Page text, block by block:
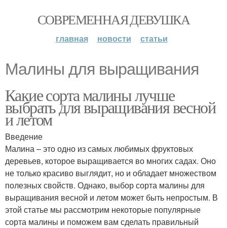
СОВРЕМЕННАЯ ДЕВУШКА
главная новости статьи
Малины для выращивания
Какие сорта малины лучше
выбрать для выращивания весной
и летом
Введение
Малина – это одно из самых любимых фруктовых
деревьев, которое выращивается во многих садах. Оно
не только красиво выглядит, но и обладает множеством
полезных свойств. Однако, выбор сорта малины для
выращивания весной и летом может быть непростым. В
этой статье мы рассмотрим некоторые популярные
сорта малины и поможем вам сделать правильный